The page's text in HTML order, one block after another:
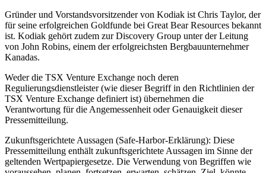
Gründer und Vorstandsvorsitzender von Kodiak ist Chris Taylor, der
für seine erfolgreichen Goldfunde bei Great Bear Resources bekannt
ist. Kodiak gehört zudem zur Discovery Group unter der Leitung
von John Robins, einem der erfolgreichsten Bergbauunternehmer
Kanadas.
Weder die TSX Venture Exchange noch deren
Regulierungsdienstleister (wie dieser Begriff in den Richtlinien der
TSX Venture Exchange definiert ist) übernehmen die
Verantwortung für die Angemessenheit oder Genauigkeit dieser
Pressemitteilung.
Zukunftsgerichtete Aussagen (Safe-Harbor-Erklärung): Diese
Pressemitteilung enthält zukunftsgerichtete Aussagen im Sinne der
geltenden Wertpapiergesetze. Die Verwendung von Begriffen wie